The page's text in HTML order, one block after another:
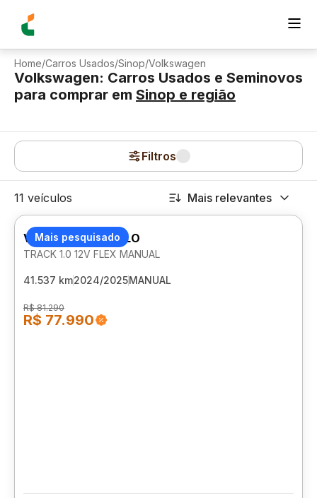
Home/Carros Usados/Sinop/Volkswagen
Volkswagen: Carros Usados e Seminovos
para comprar em Sinop e região
Filtros
11 veículos Mais relevantes
Mais pesquisado
VOLKSWAGEN POLO
TRACK 1.0 12V FLEX MANUAL
41.537 km2024/2025MANUAL
R$ 81.290
R$ 77.990